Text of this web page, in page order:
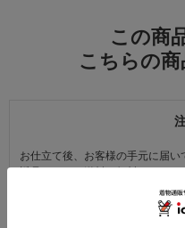
この商
こちらの
お仕立て後、お客様の手元に届
ただし次に該当するものは返品を
・商品到着後31日以上経過した商